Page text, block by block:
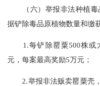
（六）举报非法种植毒
据铲除毒品原植物数量和缴
1.每铲除罂粟500株或大
元，每案最高奖励5万元；
2.举报非法贩卖罂粟壳，